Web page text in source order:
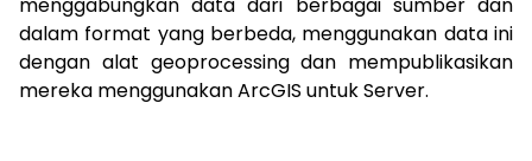
menggabungkan data dari berbagai sumber dan
dalam format yang berbeda, menggunakan data ini
dengan alat geoprocessing dan mempublikasikan
mereka menggunakan ArcGIS untuk Server.